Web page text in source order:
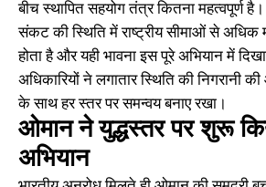
बीच स्थापित सहयोग तंत्र कितना महत्वपूर्ण
संकट की स्थिति में राष्ट्रीय सीमाओं से अधिक
होता है और यही भावना इस पूरे अभियान में
अधिकारियों ने लगातार स्थिति की निगरानी
के साथ हर स्तर पर समन्वय बनाए रखा।
ओमान ने युद्धस्तर पर शुरू
अभियान